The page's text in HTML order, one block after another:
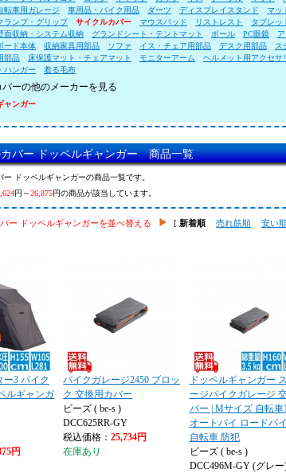
転車用ガレージ
車用品・バイク用品 ダーツ ディスプレイスタンド マッ
ランプ・グリップ
サイクルカバー マウスパッド リストレスト タブレッ
面収納・システム収納
グランドシート・テントマット ポール PC眼鏡
ード本体
収納家具用部品 ソファ イス・チェア用部品 デスク用部品
ス
部品
床保護マット・チェアマット モニターアーム ヘルメット用アクセサ
ハンガー
着る毛布
ーの他のメーカーを見る
ャンガー
バー ドッペルギャンガー 商品一覧
ー ドッペルギャンガーの商品一覧です。
円～26,875円の商品が該当しています。
ー ドッペルギャンガーを並べ替える [ 新着順 売れ筋順 安い
ー3 バイク
ルギャンガ
円
バイクガレージ2450 ブロッ
ク 交換用カバー
ビーズ ( be-s )
DCC625RR-GY
税込価格：25,734円
在庫あり
ドッペルギャンガー
ージバイクガレージ
バー | Mサイズ 自転車1
オートバイ ロードバ
自転車 防犯
ビーズ ( be-s )
DCC496M-GY (グレー